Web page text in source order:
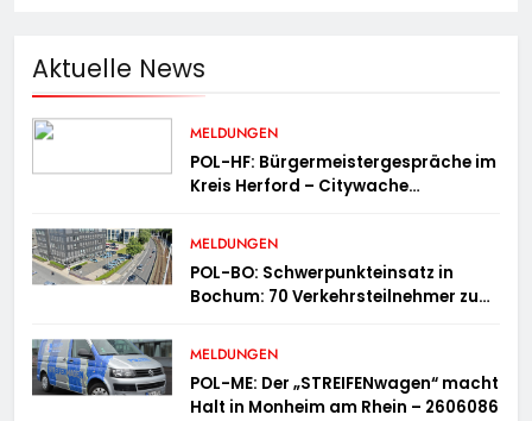
Aktuelle News
MELDUNGEN
POL-HF: Bürgermeistergespräche im
Kreis Herford – Citywache
Zusammenarbeit in Herford
MELDUNGEN
POL-BO: Schwerpunkteinsatz in
Bochum: 70 Verkehrsteilnehmer zu
MELDUNGEN
POL-ME: Der „STREIFENwagen“ macht
Halt in Monheim am Rhein – 2606086